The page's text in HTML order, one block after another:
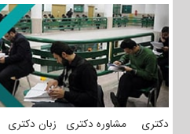
محتوا
دکتری مشاوره دکتری زبان دکتری